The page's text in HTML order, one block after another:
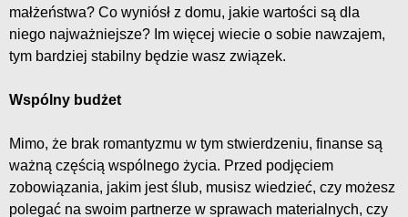
małżeństwa? Co wyniósł z domu, jakie wartości są dla
niego najważniejsze? Im więcej wiecie o sobie nawzajem,
tym bardziej stabilny będzie wasz związek.
Wspólny budżet
Mimo, że brak romantyzmu w tym stwierdzeniu, finanse są
ważną częścią wspólnego życia. Przed podjęciem
zobowiązania, jakim jest ślub, musisz wiedzieć, czy możesz
polegać na swoim partnerze w sprawach materialnych, czy